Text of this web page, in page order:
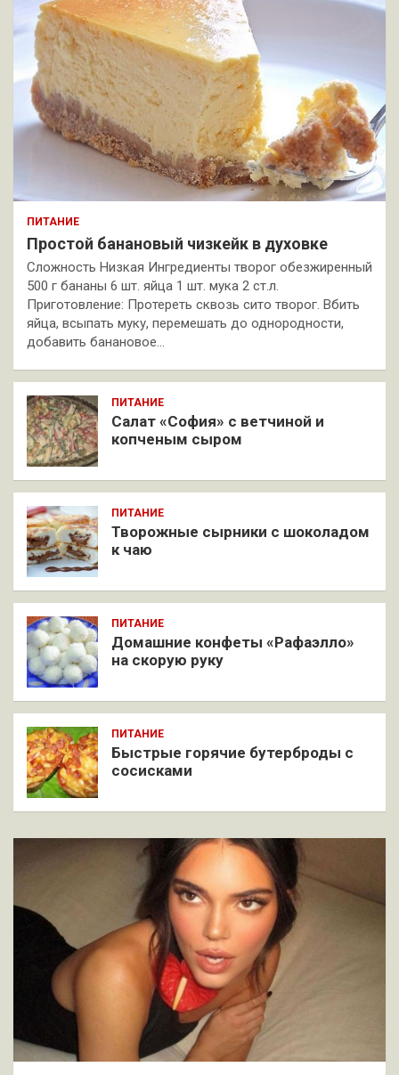
ПИТАНИЕ
Простой банановый чизкейк в духовке
Сложность Низкая Ингредиенты творог обезжиренный
500 г бананы 6 шт. яйца 1 шт. мука 2 ст.л.
Приготовление: Протереть сквозь сито творог. Вбить
яйца, всыпать муку, перемешать до однородности,
добавить банановое…
ПИТАНИЕ
Салат «София» с ветчиной и
копченым сыром
ПИТАНИЕ
Творожные сырники с шоколадом
к чаю
ПИТАНИЕ
Домашние конфеты «Рафаэлло»
на скорую руку
ПИТАНИЕ
Быстрые горячие бутерброды с
сосисками